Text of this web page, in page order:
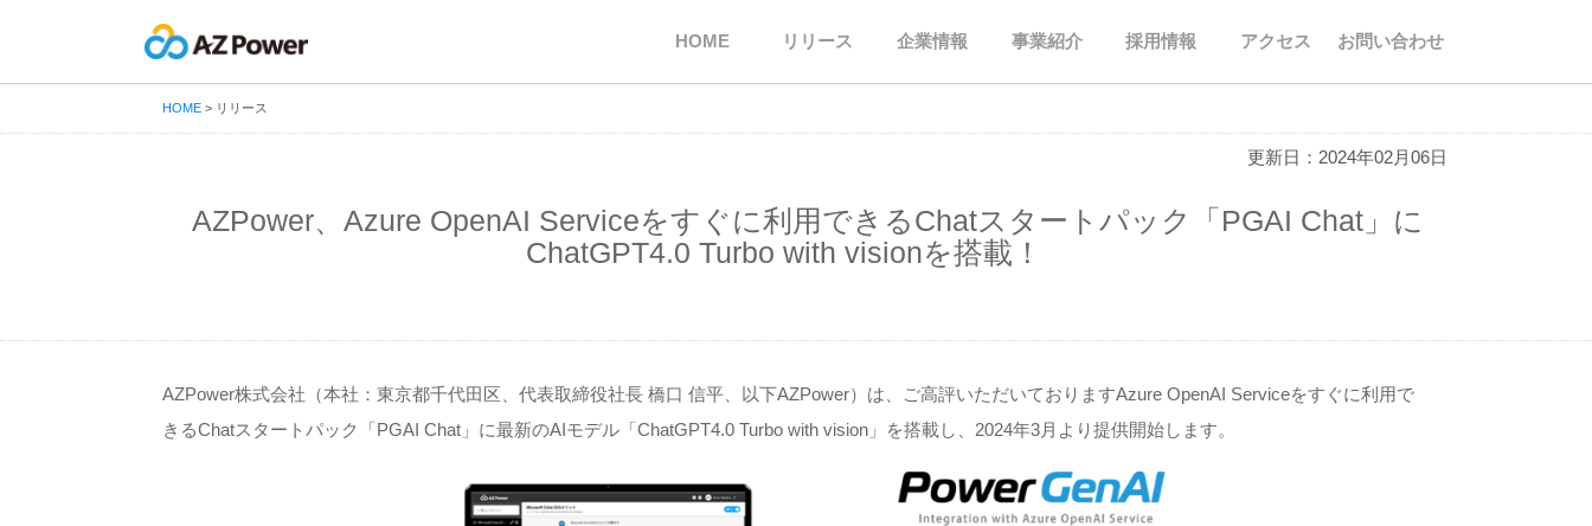
HOME リリース 企業情報 事業紹介 採用情報 アクセス お問い合わせ
HOME > リリース
AZPower、Azure OpenAI Serviceをすぐに利用できるChatスタートパック「PGAI Chat」に
ChatGPT4.0 Turbo with visionを搭載！
更新日：2024年02月06日
AZPower株式会社（本社：東京都千代田区、代表取締役社長 橋口 信平、以下AZPower）は、ご高評いただいておりますAzure OpenAI Serviceをすぐに利用で
きるChatスタートパック「PGAI Chat」に最新のAIモデル「ChatGPT4.0 Turbo with vision」を搭載し、2024年3月より提供開始します。